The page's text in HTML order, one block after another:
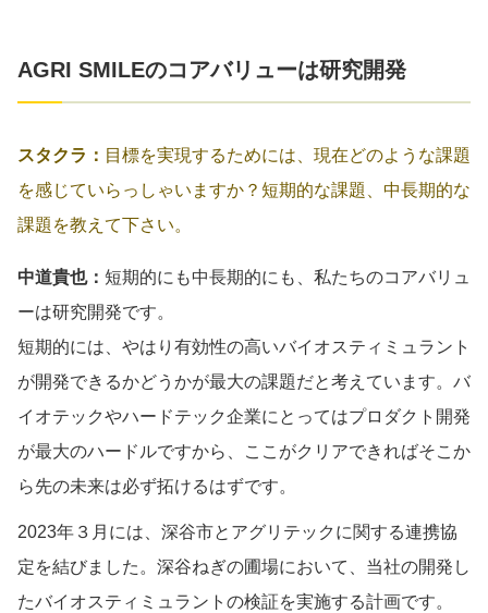
AGRI SMILEのコアバリューは研究開発
スタクラ： 目標を実現するためには、現在どのような課題
を感じていらっしゃいますか？短期的な課題、中長期的な
課題を教えて下さい。
中道貴也： 短期的にも中長期的にも、私たちのコアバリュ
ーは研究開発です。
短期的には、やはり有効性の高いバイオスティミュラント
が開発できるかどうかが最大の課題だと考えています。バ
イオテックやハードテック企業にとってはプロダクト開発
が最大のハードルですから、ここがクリアできればそこか
ら先の未来は必ず拓けるはずです。
2023年３月には、深谷市とアグリテックに関する連携協
定を結びました。深谷ねぎの圃場において、当社の開発し
たバイオスティミュラントの検証を実施する計画です。